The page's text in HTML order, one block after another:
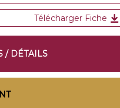
Télécharger Fiche
/ DÉTAILS